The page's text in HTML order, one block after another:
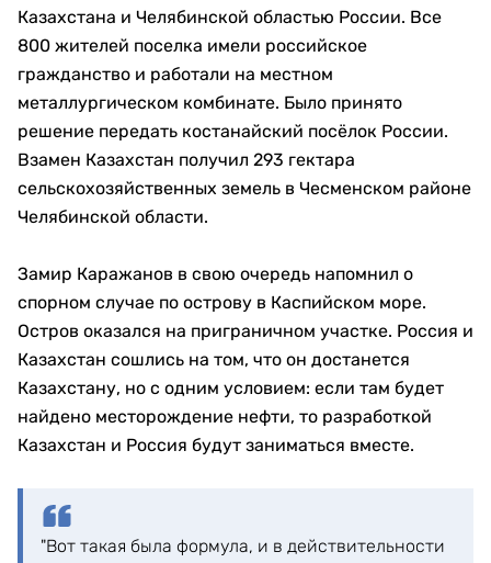
Казахстана и Челябинской областью России. Все
800 жителей поселка имели российское
гражданство и работали на местном
металлургическом комбинате. Было принято
решение передать костанайский посёлок России.
Взамен Казахстан получил 293 гектара
сельскохозяйственных земель в Чесменском районе
Челябинской области.
Замир Каражанов в свою очередь напомнил о
спорном случае по острову в Каспийском море.
Остров оказался на приграничном участке. Россия и
Казахстан сошлись на том, что он достанется
Казахстану, но с одним условием: если там будет
найдено месторождение нефти, то разработкой
Казахстан и Россия будут заниматься вместе.
"Вот такая была формула, и в действительности